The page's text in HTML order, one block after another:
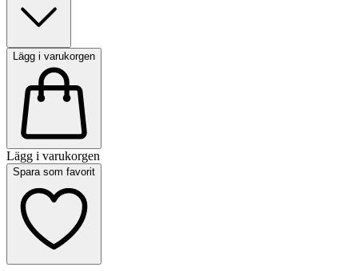
Lägg i varukorgen
Lägg i varukorgen
Spara som favorit